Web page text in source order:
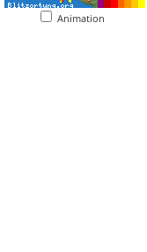
Animation